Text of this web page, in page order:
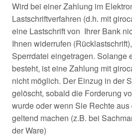
Wird bei einer Zahlung im
Lastschriftverfahren (d.h. mit
eine Lastschrift von Ihrer Bank
Ihnen widerrufen
Sperrdatei eingetragen. Solange
besteht, ist eine Zahlung mit
nicht möglich. Der Einzug in der
gelöscht, sobald die Forderung
wurde oder wenn Sie Rechte
geltend machen (z.B. bei
der Ware)